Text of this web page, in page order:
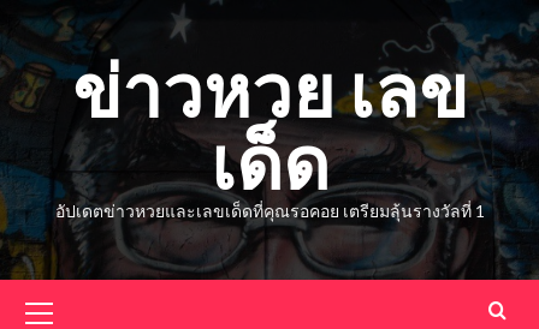
to
content ข่าวหวย เลข
เด็ด
อัปเดตข่าวหวยและเลขเด็ดที่คุณรอคอย เตรียมลุ้นรางวัลที่ 1
Menu